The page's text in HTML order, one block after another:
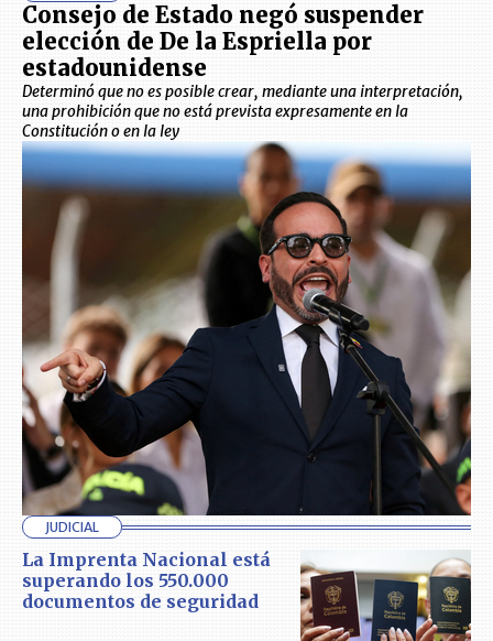
Consejo de Estado negó suspender
elección de De la Espriella por
estadounidense
Determinó que no es posible crear, mediante una interpretación,
una prohibición que no está prevista expresamente en la
Constitución o en la ley
JUDICIAL
La Imprenta Nacional está
superando los 550.000
documentos de seguridad